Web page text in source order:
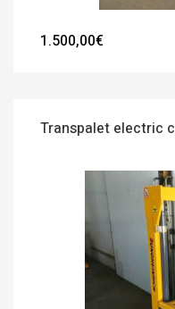
1.500,00€
Transpalet electric